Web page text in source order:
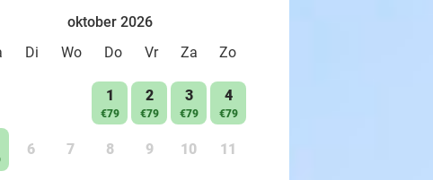
oktober 2026
Di Wo Do Vr Za Zo
1
€79
2
€79
3
€79
4
€79
6 7 8 9 10 11